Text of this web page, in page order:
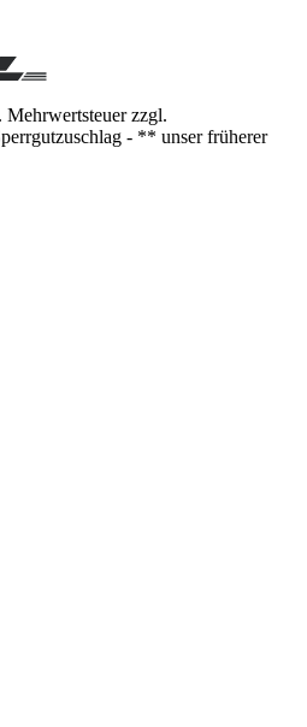
zzgl.
- ** unser früherer